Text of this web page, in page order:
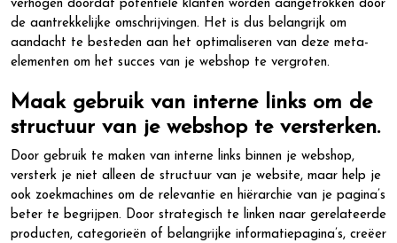
verhogen doordat potentiële klanten worden aangetrokken door
de aantrekkelijke omschrijvingen. Het is dus belangrijk om
aandacht te besteden aan het optimaliseren van deze meta-
elementen om het succes van je webshop te vergroten.
Maak gebruik van interne links om de
structuur van je webshop te versterken.
Door gebruik te maken van interne links binnen je webshop,
versterk je niet alleen de structuur van je website, maar help je
ook zoekmachines om de relevantie en hiërarchie van je pagina’s
beter te begrijpen. Door strategisch te linken naar gerelateerde
producten, categorieën of belangrijke informatiepagina’s, creëer